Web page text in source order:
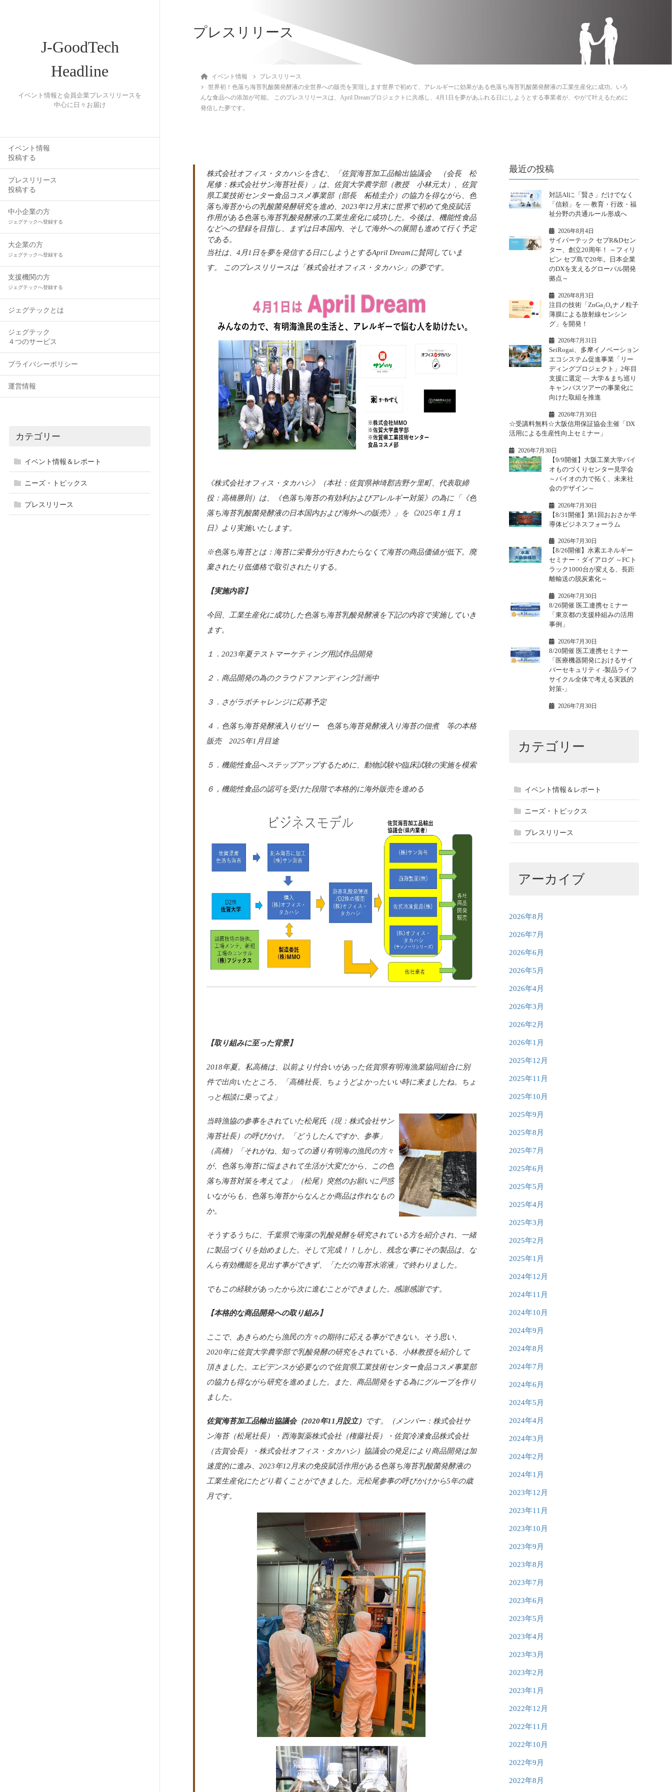
J-GoodTech
Headline
イベント情報と会員企業プレスリリースを
中心に日々お届け
イベント情報
投稿する
プレスリリース
投稿する
中小企業の方
ジェグテックへ登録する
大企業の方
ジェグテックへ登録する
支援機関の方
ジェグテックへ登録する
ジェグテックとは
ジェグテック
４つのサービス
プライバシーポリシー
運営情報
カテゴリー
イベント情報＆レポート
ニーズ・トピックス
プレスリリース
プレスリリース
イベント情報
プレスリリース
世界初！色落ち海苔乳酸菌発酵液の全世界への販売を実現します世界で初めて、アレルギーに効果がある色落ち海苔乳酸菌発酵液の工業生産化に成功。いろ
んな食品への添加が可能。 このプレスリリースは、April Dreamプロジェクトに共感し、4月1日を夢があふれる日にしようとする事業者が、やがて叶えるために
発信した夢です。
株式会社オフィス・タカハシを含む、「佐賀海苔加工品輸出協議会 （会長 松
尾修：株式会社サン海苔社長）」は、佐賀大学農学部（教授 小林元太）、佐賀
県工業技術センター食品コスメ事業部（部長 柘植圭介）の協力を得ながら、色
落ち海苔からの乳酸菌発酵研究を進め、2023年12月末に世界で初めて免疫賦活
作用がある色落ち海苔乳酸発酵液の工業生産化に成功した。今後は、機能性食品
などへの登録を目指し、まずは日本国内、そして海外への展開も進めて行く予定
である。
当社は、4月1日を夢を発信する日にしようとするApril Dreamに賛同していま
す。 このプレスリリースは「株式会社オフィス・タカハシ」の夢です。
《株式会社オフィス・タカハシ》（本社：佐賀県神埼郡吉野ケ里町、代表取締
役：高橋勝則）は、《色落ち海苔の有効利およびアレルギー対策》の為に「《色
落ち海苔乳酸菌発酵液の日本国内および海外への販売》」を《2025年１月１
日》より実施いたします。
※色落ち海苔とは：海苔に栄養分が行きわたらなくて海苔の商品価値が低下。廃
棄されたり低価格で取引されたりする。
【実施内容】
今回、工業生産化に成功した色落ち海苔乳酸発酵液を下記の内容で実施していき
ます。
１．2023年夏テストマーケティング用試作品開発
２．商品開発の為のクラウドファンディング計画中
３．さがラボチャレンジに応募予定
４．色落ち海苔発酵液入りゼリー 色落ち海苔発酵液入り海苔の佃煮 等の本格
販売 2025年1月目途
５．機能性食品へステップアップするために、動物試験や臨床試験の実施を模索
６，機能性食品の認可を受けた段階で本格的に海外販売を進める
【取り組みに至った背景】
2018年夏。私高橋は、以前より付合いがあった佐賀県有明海漁業協同組合に別
件で出向いたところ、「高橋社長、ちょうどよかったいい時に来ましたね。ちょ
っと相談に乗ってよ」
当時漁協の参事をされていた松尾氏（現：株式会社サン
海苔社長）の呼びかけ。「どうしたんですか、参事」
（高橋）「それがね、知っての通り有明海の漁民の方々
が、色落ち海苔に悩まされて生活が大変だから、この色
落ち海苔対策を考えてよ」（松尾）突然のお願いに戸惑
いながらも、色落ち海苔からなんとか商品は作れなもの
か。
そうするうちに、千葉県で海藻の乳酸発酵を研究されている方を紹介され、一緒
に製品づくりを始めました。そして完成！！しかし、残念な事にその製品は、な
んら有効機能を見出す事ができず、「ただの海苔水溶液」で終わりました。
でもこの経験があったから次に進むことができました。感謝感謝です。
【本格的な商品開発への取り組み】
ここで、あきらめたら漁民の方々の期待に応える事ができない。そう思い、
2020年に佐賀大学農学部で乳酸発酵の研究をされている、小林教授を紹介して
頂きました。エビデンスが必要なので佐賀県工業技術センター食品コスメ事業部
の協力も得ながら研究を進めました。また、商品開発をする為にグループを作り
ました。
佐賀海苔加工品輸出協議会（2020年11月設立）
です。（メンバー：株式会社サ
ン海苔（松尾社長）・西海製薬株式会社（権藤社長）・佐賀冷凍食品株式会社
（古賀会長）・株式会社オフィス・タカハシ）協議会の発足により商品開発は加
速度的に進み、2023年12月末の免疫賦活作用がある色落ち海苔乳酸菌発酵液の
工業生産化にたどり着くことができました。元松尾参事の呼びかけから5年の歳
月です。
最近の投稿
対話AIに「賢さ」だけでなく
「信頼」を ― 教育・行政・福
祉分野の共通ルール形成へ
2026年8月4日
サイバーテック セブR&Dセン
ター、創立20周年！ ～フィリ
ピン セブ島で20年。日本企業
のDXを支えるグローバル開発
拠点～
2026年8月3日
注目の技術「ZnGa₂O₄ナノ粒子
薄膜による放射線センシン
グ」を開発！
2026年7月31日
SeiRogai、多摩イノベーション
エコシステム促進事業「リー
ディングプロジェクト」2年目
支援に選定 ― 大学＆まち巡り
キャンパスツアーの事業化に
向けた取組を推進
2026年7月30日
☆受講料無料☆大阪信用保証協会主催「DX
活用による生産性向上セミナー」
2026年7月30日
【9/9開催】大阪工業大学バイ
オものづくりセンター見学会
～バイオの力で拓く、未来社
会のデザイン～
2026年7月30日
【8/31開催】第1回おおさか半
導体ビジネスフォーラム
2026年7月30日
【8/26開催】水素エネルギー
セミナー・ダイアログ ～FCト
ラック1000台が変える、長距
離輸送の脱炭素化～
2026年7月30日
8/26開催 医工連携セミナー
「東京都の支援枠組みの活用
事例」
2026年7月30日
8/20開催 医工連携セミナー
「医療機器開発におけるサイ
バーセキュリティ -製品ライフ
サイクル全体で考える実践的
対策-」
2026年7月30日
カテゴリー
イベント情報＆レポート
ニーズ・トピックス
プレスリリース
アーカイブ
2026年8月
2026年7月
2026年6月
2026年5月
2026年4月
2026年3月
2026年2月
2026年1月
2025年12月
2025年11月
2025年10月
2025年9月
2025年8月
2025年7月
2025年6月
2025年5月
2025年4月
2025年3月
2025年2月
2025年1月
2024年12月
2024年11月
2024年10月
2024年9月
2024年8月
2024年7月
2024年6月
2024年5月
2024年4月
2024年3月
2024年2月
2024年1月
2023年12月
2023年11月
2023年10月
2023年9月
2023年8月
2023年7月
2023年6月
2023年5月
2023年4月
2023年3月
2023年2月
2023年1月
2022年12月
2022年11月
2022年10月
2022年9月
2022年8月